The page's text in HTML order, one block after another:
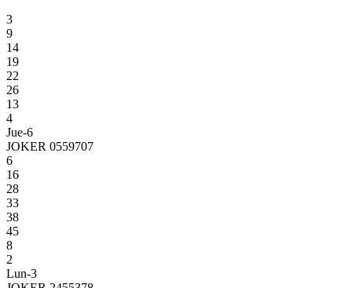
3
9
14
19
22
26
13
4
Jue-6
JOKER 0559707
6
16
28
33
38
45
8
2
Lun-3